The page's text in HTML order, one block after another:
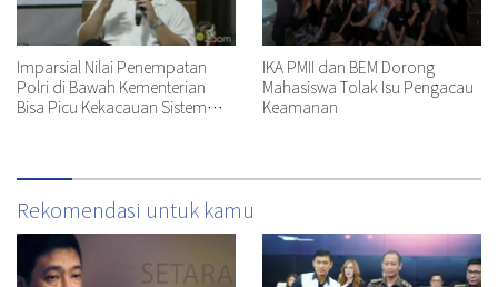
Imparsial Nilai Penempatan
Polri di Bawah Kementerian
Bisa Picu Kekacauan Sistem
IKA PMII dan BEM Dorong
Mahasiswa Tolak Isu Pengacau
Keamanan
Rekomendasi untuk kamu